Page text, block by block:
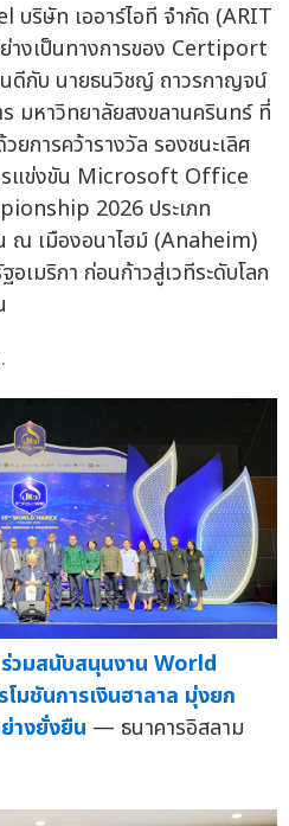
ริษัท เออาร์ไอที จำกัด (ARIT
างเป็นทางการของ Certiport
ดีกับ นายธนวิชญ์ ถาวรกาญจน์
มหาวิทยาลัยสงขลานครินทร์ ที่
ยการคว้ารางวัล รองชนะเลิศ
รแข่งขัน Microsoft Office
2026 ประเภท
เมืองอนาไฮม์ (Anaheim)
เมริกา ก่อนก้าวสู่เวทีระดับโลก
วมสนับสนุนงาน World
มชันการเงินฮาลาล มุ่งยก
างยั่งยืน — ธนาคารอิสลาม